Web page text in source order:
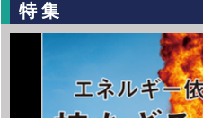
特集